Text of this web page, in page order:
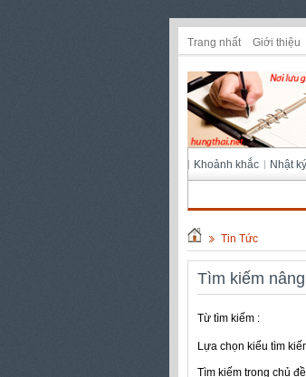
Trang nhất Giới thiệu
Khoảnh khắc Nhật ký
Tin Tức
Tìm kiếm
Từ tìm kiếm :
Lựa chọn kiểu tìm
Tìm kiếm trong chủ